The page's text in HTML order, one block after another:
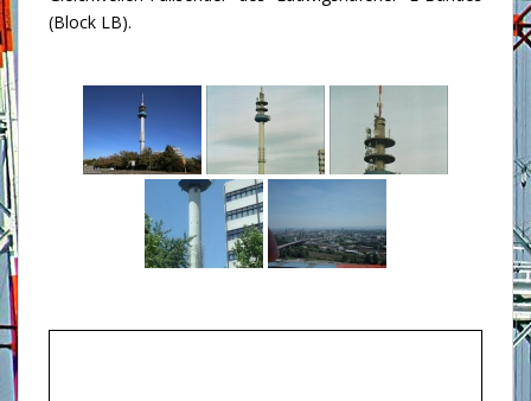
(Block LB).